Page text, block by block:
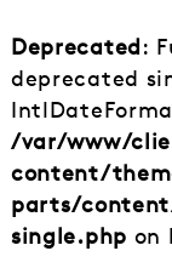
Deprecated:
deprecated
/var/www/
content/
parts/
single.php on